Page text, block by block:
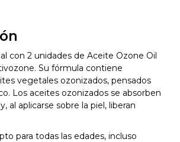
con 2 unidades de Aceite Ozone Oil
Su fórmula contiene
vegetales ozonizados, pensados
Los aceites ozonizados se absorben
al aplicarse sobre la piel, liberan
para todas las edades, incluso